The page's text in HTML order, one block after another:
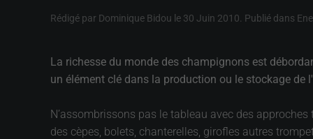
Rédigé par Dominique Bidou le 30 Juin 2010 . Publié dans
La richesse du monde des champignons est
un élément clé dans la production ou le stockage de
N’assombrissons pas le tableau avec des approches
des cèpes, bolets, chanterelles, girofles autres